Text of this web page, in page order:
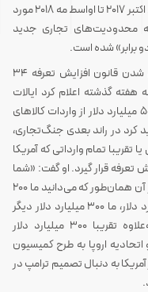
اقدامات تجاری کشورهای عضو گروه ۲۰ از اواسط اکتبر ۲۰۱۷ تا اواسط مه ۲۰۱۸ مورد
که محدودیت‌های تجاری جدید
رئیس‌جمهوری آمریکا یک روز پیش از اجرایی شدن قانون افزایش تعرفه‌ ۳۴
هفته گذشته اعلام کرد ایالات
متحده ممکن است در نهایت تعرفه بیش از ۵۰۰ میلیارد دلار از واردات کالاهای
کرد در راند بعدی جنگ‌تجاری،
چینی یا تقریبا تمام وارداتی که آمریکا
قرار گیرد. او گفت: «شما
۱۶ میلیارد دلار دیگر در دو هفته دارید و پس از آن همان‌طور که می‌دانید ما ۲۰۰
میلیارد دلار دیگر داریم. پس از این ۲۰۰ میلیارد دلار، ما ۳۰۰ میلیارد دلار دیگر
داریم. خب؟ بنابراین ما ۵۰ به‌علاوه ۲۰۰ به‌علاوه تقریبا ۳۰۰ میلیارد دلار
اروپا به طرح کمیسیون
به دنبال تصمیم ترامپ در